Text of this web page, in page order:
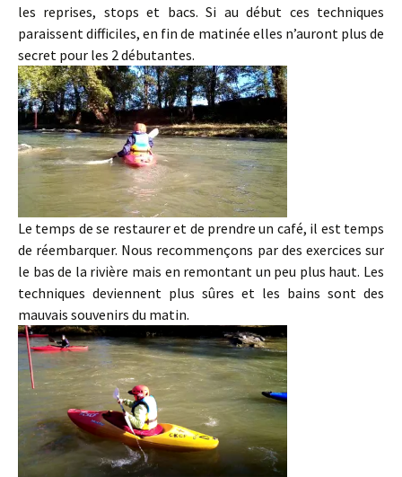
les reprises, stops et bacs. Si au début ces techniques
paraissent difficiles, en fin de matinée elles n’auront plus de
secret pour les 2 débutantes.
Le temps de se restaurer et de prendre un café, il est temps
de réembarquer. Nous recommençons par des exercices sur
le bas de la rivière mais en remontant un peu plus haut. Les
techniques deviennent plus sûres et les bains sont des
mauvais souvenirs du matin.